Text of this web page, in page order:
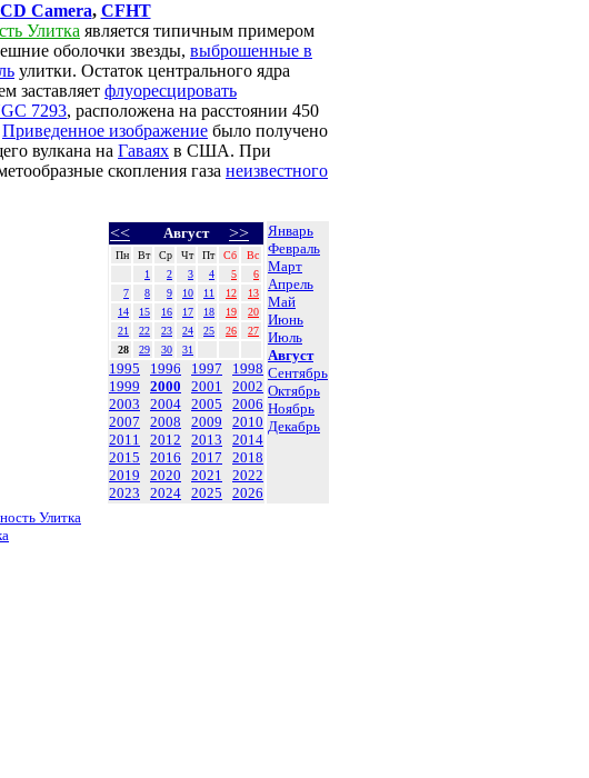
Camera, CFHT
Улитка является типичным примером
оболочки звезды, выброшенные в
улитки. Остаток центрального ядра
заставляет флуоресцировать
7293, расположена на расстоянии 450
Приведенное изображение было получено
вулкана на Гаваях в США. При
скопления газа неизвестного
<< Август >>
Пн Вт Ср Чт Пт Сб
Вс
1
2 3 4 5
6
7
8 9 10 11 12
13
14
15 16 17 18 19
20
21
22 23 24 25 26
27
28
29 30 31
1995 1996 1997
1998
1999
2000 2001
2002
2003
2004 2005
2006
2007
2008 2009
2010
2011
2012 2013
2014
2015
2016 2017
2018
2019
2020 2021
2022
2023
2024 2025 2026
Январь
Февраль
Март
Апрель
Май
Июнь
Июль
Август
Сентябрь
Октябрь
Ноябрь
Декабрь
Улитка